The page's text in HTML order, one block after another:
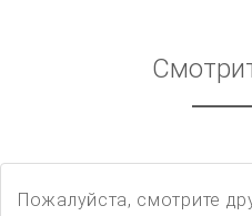
Пожалуйста, смотрите